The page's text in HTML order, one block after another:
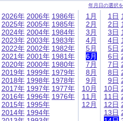
年月日の選択
2026年
2025年
2024年
2023年
2022年
2021年
2020年
2019年
2018年
2017年
2016年
2015年
2014年
2006年
2005年
2004年
2003年
2002年
2001年
2000年
1999年
1998年
1997年
1996年
1995年
1994年
1986年
1985年
1984年
1983年
1982年
1981年
1980年
1979年
1978年
1977年
1976年
1月
2月
3月
4月
5月
6月
7月
8月
9月
10月
11月
12月
1日
2日
3日
4日
5日
6日
7日
8日
9日
10日
11日
12日
13日